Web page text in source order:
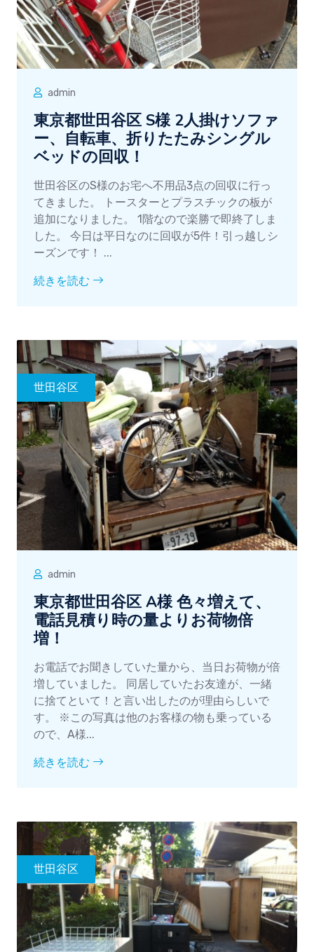
admin
東京都世田谷区 S様 2人掛けソファ
ー、自転車、折りたたみシングル
ベッドの回収！
世田谷区のS様のお宅へ不用品3点の回収に行っ
てきました。 トースターとプラスチックの板が
追加になりました。 1階なので楽勝で即終了しま
した。 今日は平日なのに回収が5件！引っ越しシ
ーズンです！ ...
続きを読む
世田谷区
admin
東京都世田谷区 A様 色々増えて、
電話見積り時の量よりお荷物倍
増！
お電話でお聞きしていた量から、当日お荷物が倍
増していました。 同居していたお友達が、一緒
に捨てといて！と言い出したのが理由らしいで
す。 ※この写真は他のお客様の物も乗っている
ので、A様...
続きを読む
世田谷区